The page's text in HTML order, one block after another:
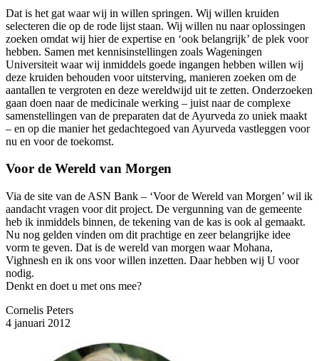
Dat is het gat waar wij in willen springen. Wij willen kruiden
selecteren die op de rode lijst staan. Wij willen nu naar oplossingen
zoeken omdat wij hier de expertise en ‘ook belangrijk’ de plek voor
hebben. Samen met kennisinstellingen zoals Wageningen
Universiteit waar wij inmiddels goede ingangen hebben willen wij
deze kruiden behouden voor uitsterving, manieren zoeken om de
aantallen te vergroten en deze wereldwijd uit te zetten. Onderzoeken
gaan doen naar de medicinale werking – juist naar de complexe
samenstellingen van de preparaten dat de Ayurveda zo uniek maakt
– en op die manier het gedachtegoed van Ayurveda vastleggen voor
nu en voor de toekomst.
Voor de Wereld van Morgen
Via de site van de ASN Bank – ‘Voor de Wereld van Morgen’ wil ik
aandacht vragen voor dit project. De vergunning van de gemeente
heb ik inmiddels binnen, de tekening van de kas is ook al gemaakt.
Nu nog gelden vinden om dit prachtige en zeer belangrijke idee
vorm te geven. Dat is de wereld van morgen waar Mohana,
Vighnesh en ik ons voor willen inzetten. Daar hebben wij U voor
nodig.
Denkt en doet u met ons mee?
Cornelis Peters
4 januari 2012